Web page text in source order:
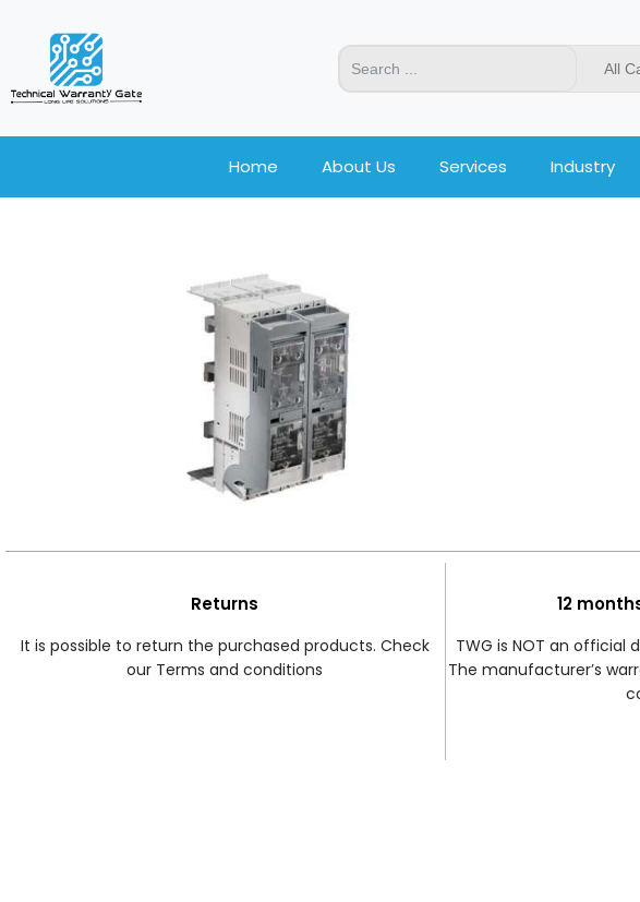
All
Home About Us Services Industry
Returns
It is possible to return the purchased products. Check
our Terms and conditions
12
TWG is NOT an
The manufacturer’s